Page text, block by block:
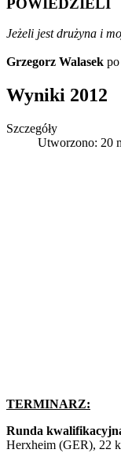
Jeżeli jest drużyna i
Grzegorz Walasek
Wyniki 2012
Szczegóły
Utworzono: 20
TERMINARZ:
Runda
Herxheim (GER), 22